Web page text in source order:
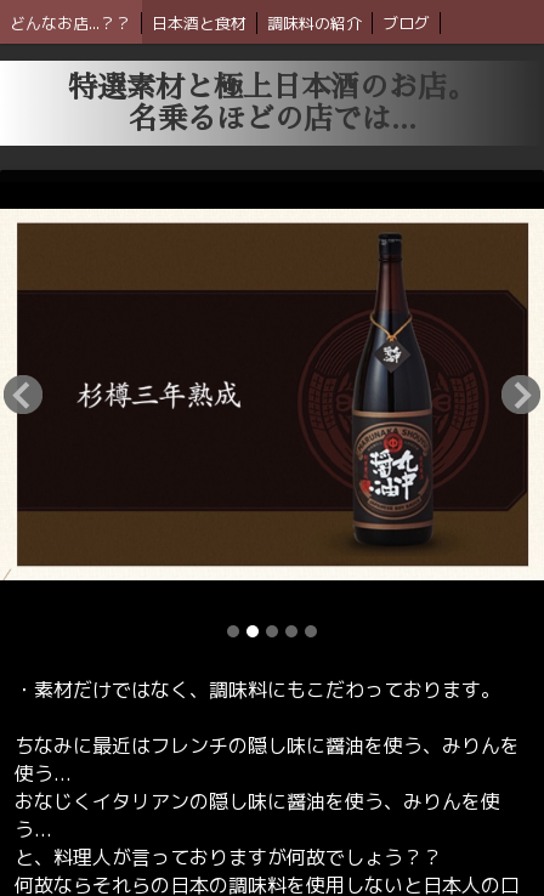
どんなお店...？？ 日本酒と食材 調味料の紹介 ブログ
特選素材と極上日本酒のお店。
名乗るほどの店では...
・素材だけではなく、調味料にもこだわっております。
ちなみに最近はフレンチの隠し味に醤油を使う、みりんを
使う...
おなじくイタリアンの隠し味に醤油を使う、みりんを使
う...
と、料理人が言っておりますが何故でしょう？？
何故ならそれらの日本の調味料を使用しないと日本人の口